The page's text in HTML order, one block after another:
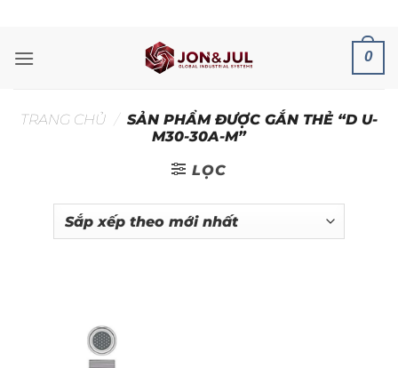
nội
0
TRANG CHỦ / SẢN PHẨM ĐƯỢC GẮN THẺ “D U-
M30-30A-M”
LỌC